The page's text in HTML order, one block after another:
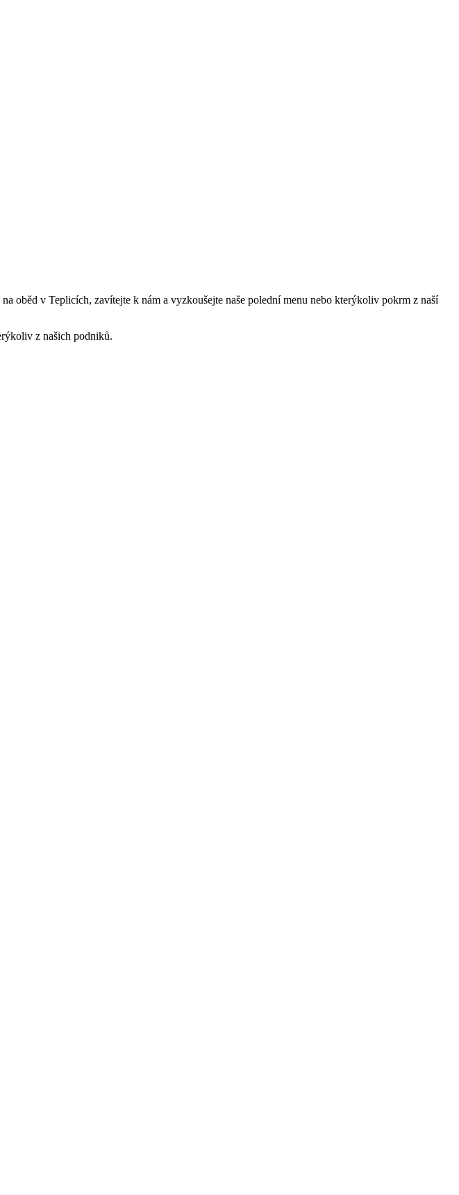
oběd v Teplicích, zavítejte k nám a vyzkoušejte naše polední menu nebo kterýkoliv pokrm z naší
z našich podniků.